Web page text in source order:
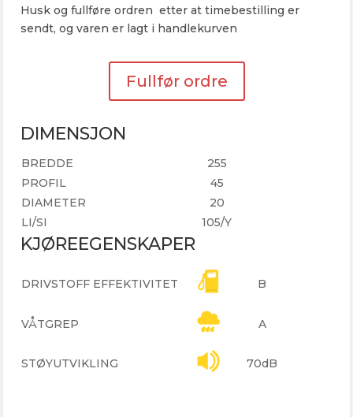
Husk og fullføre ordren etter at timebestilling er
sendt, og varen er lagt i handlekurven
Fullfør ordre
DIMENSJON
BREDDE
255
PROFIL
45
DIAMETER
20
LI/SI
105/Y
KJØREEGENSKAPER
DRIVSTOFF EFFEKTIVITET B
VÅTGREP A
STØYUTVIKLING 70dB